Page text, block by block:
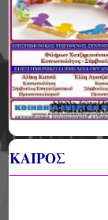
ΚΑΙΡΟΣ